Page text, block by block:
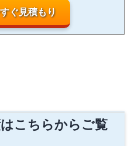
ぐ見積もり
こちらからご覧